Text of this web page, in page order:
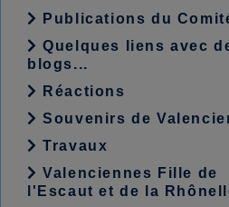
Publications du
Quelques liens avec
blogs...
Réactions
Souvenirs de
Travaux
Valenciennes Fille de
l'Escaut et de la